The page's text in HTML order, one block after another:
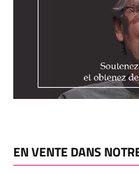
EN VENTE DANS